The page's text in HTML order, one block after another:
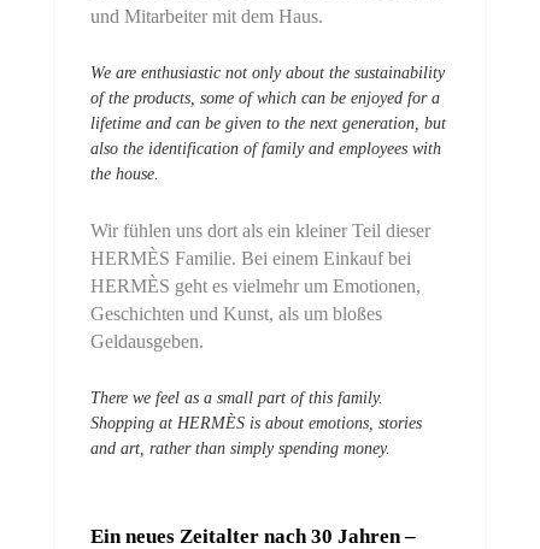
und Mitarbeiter mit dem Haus.
We are enthusiastic not only about the sustainability
of the products, some of which can be enjoyed for a
lifetime and can be given to the next generation, but
also the identification of family and employees with
the house.
Wir fühlen uns dort als ein kleiner Teil dieser
HERMÈS Familie. Bei einem Einkauf bei
HERMÈS geht es vielmehr um Emotionen,
Geschichten und Kunst, als um bloßes
Geldausgeben.
There we feel as a small part of this family.
Shopping at HERMÈS is about emotions, stories
and art, rather than simply spending money.
Ein neues Zeitalter nach 30 Jahren –